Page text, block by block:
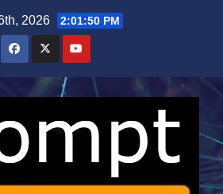
2026 2:01:51 PM